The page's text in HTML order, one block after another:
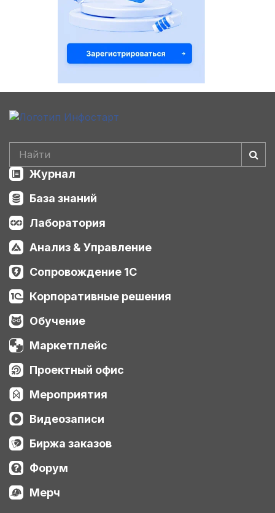
Журнал
База знаний
Лаборатория
Анализ & Управление
Сопровождение 1С
Корпоративные решения
Обучение
Маркетплейс
Проектный офис
Мероприятия
Видеозаписи
Биржа заказов
Форум
Мерч